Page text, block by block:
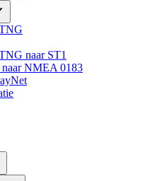
naar ST1
NMEA 0183